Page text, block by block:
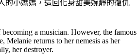
的小媽媽，這回化身甜美婉靜的復仇
a musician. However, the famous
Melanie returns to her nemesis as her
her destroyer.